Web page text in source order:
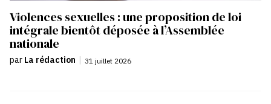
Violences sexuelles : une proposition de loi
intégrale bientôt déposée à l’Assemblée
nationale
par La rédaction | 31 juillet 2026